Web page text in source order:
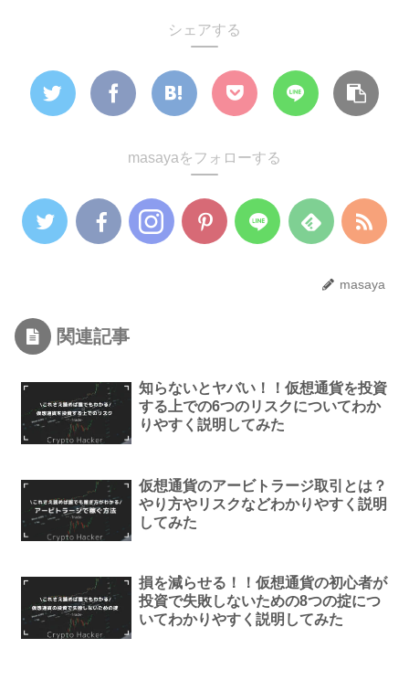
シェアする
masayaをフォローする
masaya
関連記事
知らないとヤバい！！仮想通貨を投資
する上での6つのリスクについてわか
りやすく説明してみた
仮想通貨のアービトラージ取引とは？
やり方やリスクなどわかりやすく説明
してみた
損を減らせる！！仮想通貨の初心者が
投資で失敗しないための8つの掟につ
いてわかりやすく説明してみた